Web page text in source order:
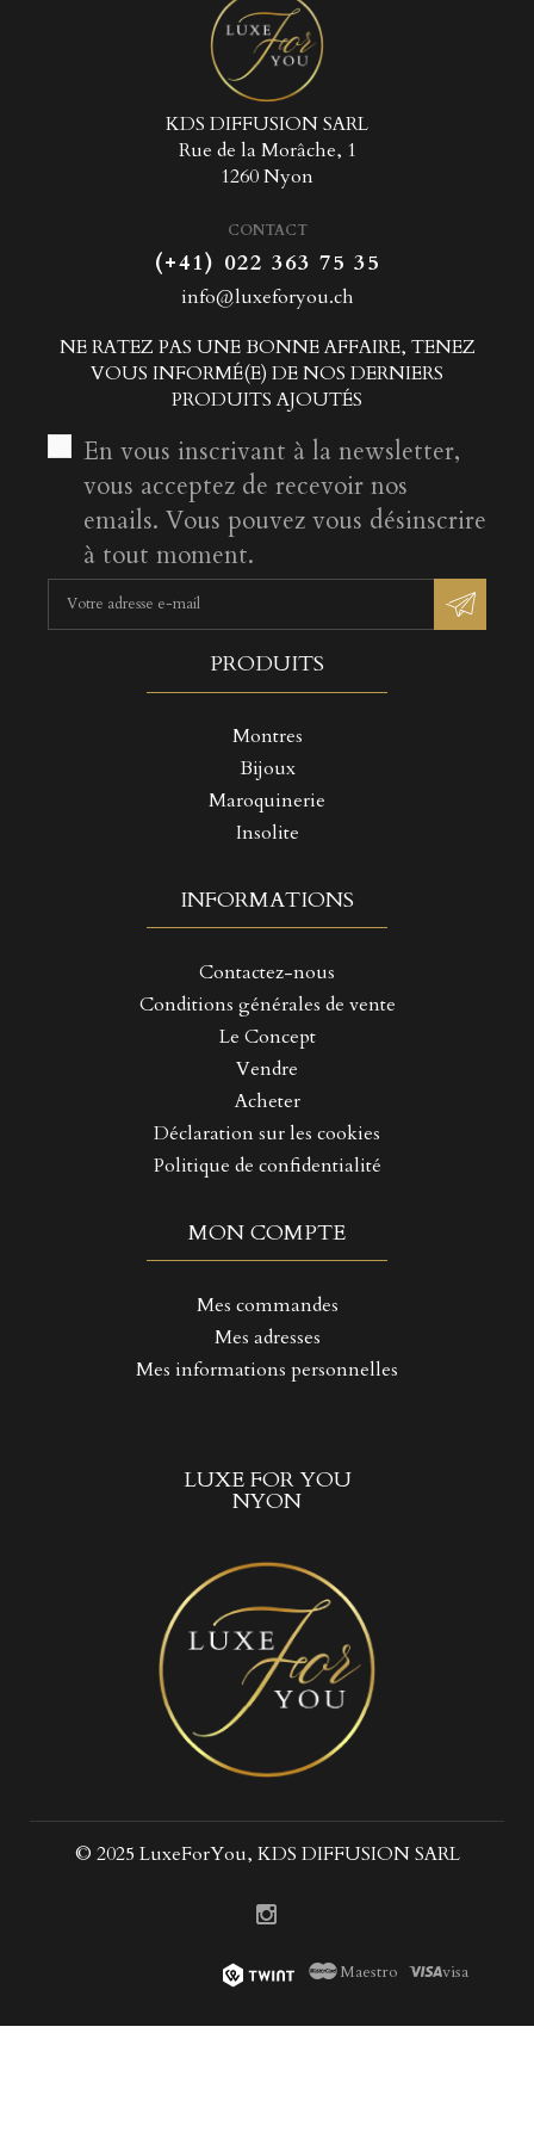
KDS DIFFUSION SARL
Rue de la Morâche, 1
1260 Nyon
CONTACT
(+41) 022 363 75 35
info@luxeforyou.ch
NE RATEZ PAS UNE BONNE AFFAIRE, TENEZ
VOUS INFORMÉ(E) DE NOS DERNIERS
PRODUITS AJOUTÉS
En vous inscrivant à la newsletter,
vous acceptez de recevoir nos
emails. Vous pouvez vous désinscrire
à tout moment.
PRODUITS
Montres
Bijoux
Maroquinerie
Insolite
INFORMATIONS
Contactez-nous
Conditions générales de vente
Le Concept
Vendre
Acheter
Déclaration sur les cookies
Politique de confidentialité
MON COMPTE
Mes commandes
Mes adresses
Mes informations personnelles
LUXE FOR YOU
NYON
© 2025 LuxeForYou, KDS DIFFUSION SARL
Maestro visa